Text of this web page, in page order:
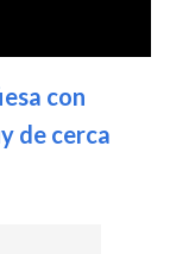
con
de cerca